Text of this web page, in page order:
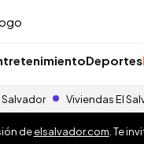
Deportes
Salvador Viviendas El
deelsalvador.com . Te